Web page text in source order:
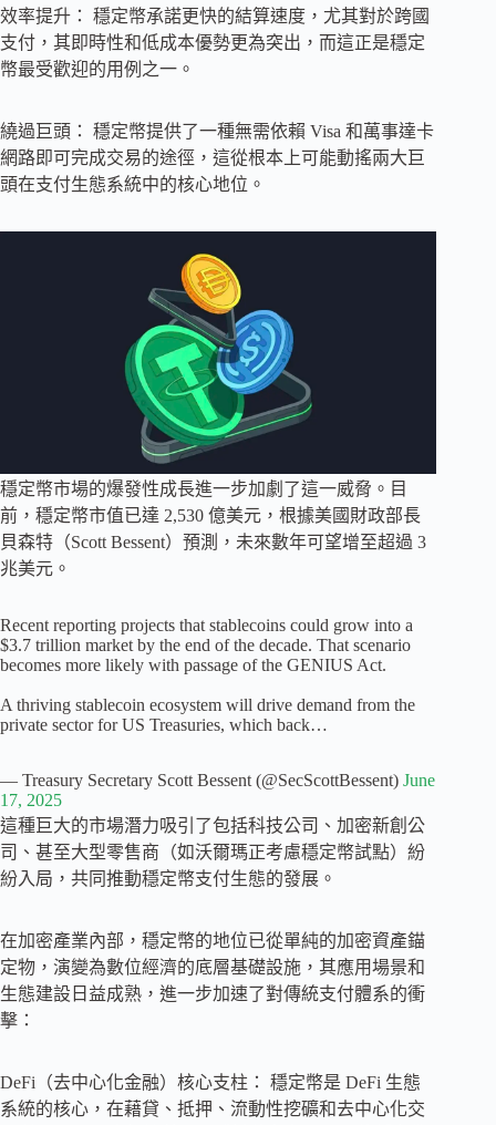
效率提升： 穩定幣承諾更快的結算速度，尤其對於跨國
支付，其即時性和低成本優勢更為突出，而這正是穩定
幣最受歡迎的用例之一。
繞過巨頭： 穩定幣提供了一種無需依賴 Visa 和萬事達卡
網路即可完成交易的途徑，這從根本上可能動搖兩大巨
頭在支付生態系統中的核心地位。
穩定幣市場的爆發性成長進一步加劇了這一威脅。目
前，穩定幣市值已達 2,530 億美元，根據美國財政部長
貝森特（Scott Bessent）預測，未來數年可望增至超過 3
兆美元。
Recent reporting projects that stablecoins could grow into a
$3.7 trillion market by the end of the decade. That scenario
becomes more likely with passage of the GENIUS Act.
A thriving stablecoin ecosystem will drive demand from the
private sector for US Treasuries, which back…
— Treasury Secretary Scott Bessent (@SecScottBessent) June
17, 2025
這種巨大的市場潛力吸引了包括科技公司、加密新創公
司、甚至大型零售商（如沃爾瑪正考慮穩定幣試點）紛
紛入局，共同推動穩定幣支付生態的發展。
在加密產業內部，穩定幣的地位已從單純的加密資產錨
定物，演變為數位經濟的底層基礎設施，其應用場景和
生態建設日益成熟，進一步加速了對傳統支付體系的衝
擊：
DeFi（去中心化金融）核心支柱： 穩定幣是 DeFi 生態
系統的核心，在藉貸、抵押、流動性挖礦和去中心化交